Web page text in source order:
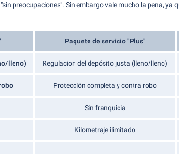
preocupaciones". Sin embargo vale mucho la pena, ya
Paquete de servicio "Plus"
lleno) Regulacion del depósito justa (lleno/lleno)
Protección completa y contra robo
Sin franquicia
Kilometraje ilimitado